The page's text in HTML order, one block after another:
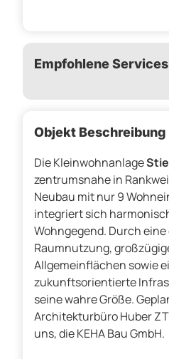
Empfohlene
Objekt Beschreibung
Die Kleinwohnanlage
zentrumsnahe in
Neubau mit nur 9
integriert sich
Wohngegend. Durch
Raumnutzung,
Allgemeinflächen sowie
zukunftsorientierte
seine wahre Größe.
Architekturbüro Huber
uns, die KEHA Bau GmbH.